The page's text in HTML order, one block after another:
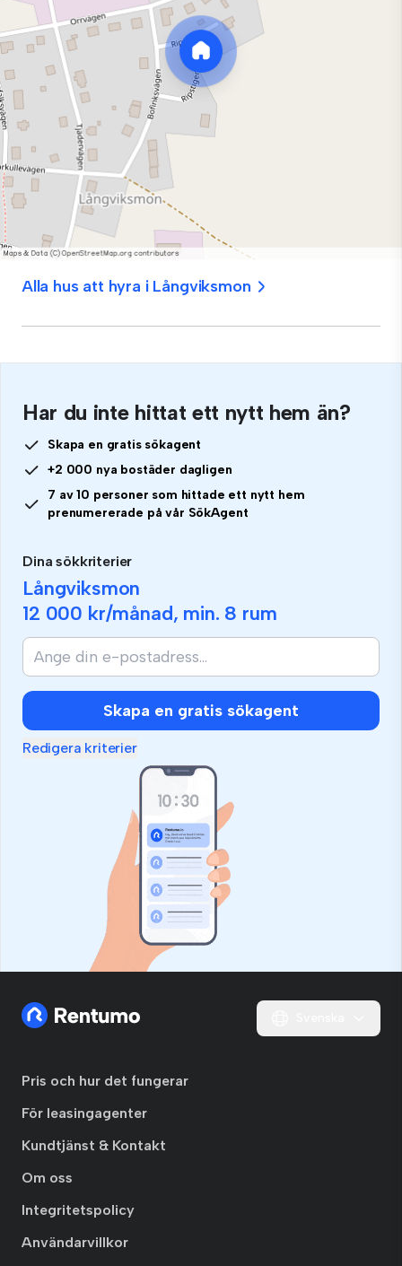
Alla hus att hyra i Långviksmon
Har du inte hittat ett nytt hem än?
Skapa en gratis sökagent
+2 000 nya bostäder dagligen
7 av 10 personer som hittade ett nytt hem
prenumererade på vår SökAgent
Dina sökkriterier
Långviksmon
12 000 kr/månad, min. 8 rum
Skapa en gratis sökagent
Redigera kriterier
Pris och hur det fungerar
För leasingagenter
Kundtjänst & Kontakt
Om oss
Integritetspolicy
Användarvillkor